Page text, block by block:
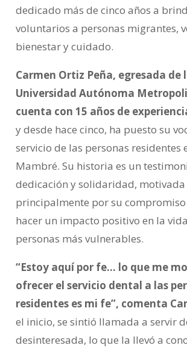
dedicado más de cinco años a
voluntarios a personas migrantes,
bienestar y cuidado.
Carmen Ortiz Peña, egresada de
Universidad Autónoma
cuenta con 15 años de
y desde hace cinco, ha puesto su
servicio de las personas residentes
Mambré. Su historia es un
dedicación y solidaridad, motivada
principalmente por su
hacer un impacto positivo en la
personas más vulnerables.
“Estoy aquí por fe… lo que me
ofrecer el servicio dental a las
residentes es mi fe”, comenta
el inicio, se sintió llamada a servir
desinteresada, lo que la llevó a